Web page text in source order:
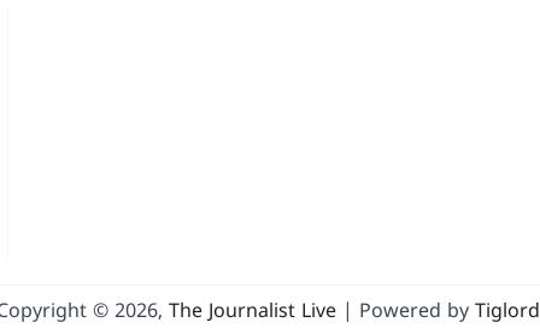
© 2026, The Journalist Live| Powered by Tiglord